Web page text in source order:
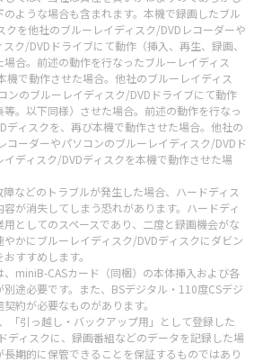
ような場合も含まれます。本機で録画したブル
クを他社のブルーレイディスク/DVDレコーダーや
ク/DVDドライブにて動作（挿入、再生、録画、
合。前述の動作を行なったブルーレイディス
機で動作させた場合。他社のブルーレイディス
ンのブルーレイディスク/DVDドライブにて動作
等。以下同様）させた場合。前述の動作を行なっ
ディスクを、再び本機で動作させた場合。他社の
コーダーやパソコンのブルーレイディスク/DVDド
ディスク/DVDディスクを本機で動作させた場
などのトラブルが発生した場合、ハードディス
が消失してしまう恐れがあります。ハードディ
としてのスペースであり、二度と録画機会がな
かにブルーレイディスク/DVDディスクにダビン
すすめします。
miniB-CASカード（同梱）の本体挿入および各
途必要です。また、BSデジタル・110度CSデジ
約が必要なものがあります。
「引っ越し・バックアップ用」として登録した
ディスクに、録画番組などのデータを記録した場
期的に保管できることを保証するものではあり